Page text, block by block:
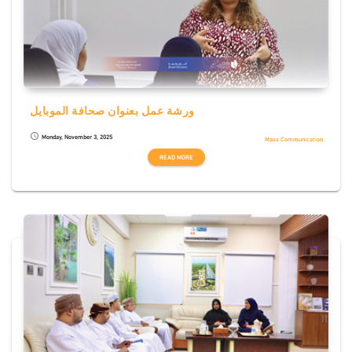
ورشة عمل بعنوان صحافة الموبايل
schedule Monday, November 3, 2025
Mass Communication
READ MORE